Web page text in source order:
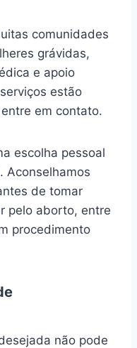
comunidades
grávidas,
e apoio
estão
em contato.
escolha pessoal
Aconselhamos
de tomar
pelo aborto, entre
procedimento
não pode